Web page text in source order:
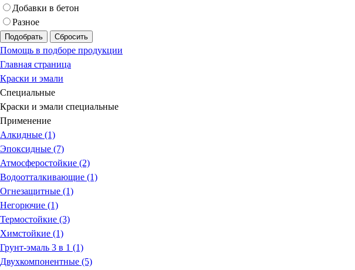
Добавки в бетон
Разное
Подобрать Сбросить
Помощь в подборе продукции
Главная страница
Краски и эмали
Специальные
Краски и эмали специальные
Применение
Алкидные (1)
Эпоксидные (7)
Атмосферостойкие (2)
Водоотталкивающие (1)
Огнезащитные (1)
Негорючие (1)
Термостойкие (3)
Химстойкие (1)
Грунт-эмаль 3 в 1 (1)
Двухкомпонентные (5)